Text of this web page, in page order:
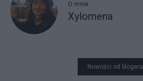
O mnie
Xylomena
Nowości od blogera